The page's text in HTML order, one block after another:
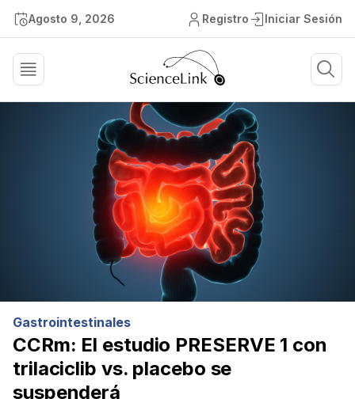
Agosto 9, 2026 Registro Iniciar Sesión
Gastrointestinales
CCRm: El estudio PRESERVE 1 con
trilaciclib vs. placebo se
suspenderá